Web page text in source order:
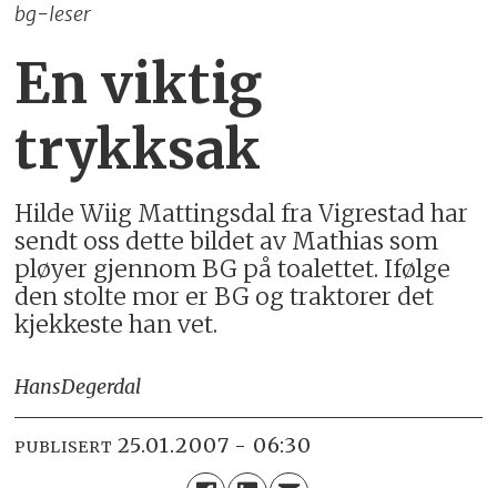
bg-leser
En viktig
trykksak
Hilde Wiig Mattingsdal fra Vigrestad har
sendt oss dette bildet av Mathias som
pløyer gjennom BG på toalettet. Ifølge
den stolte mor er BG og traktorer det
kjekkeste han vet.
HansDegerdal
PUBLISERT 25.01.2007 - 06:30